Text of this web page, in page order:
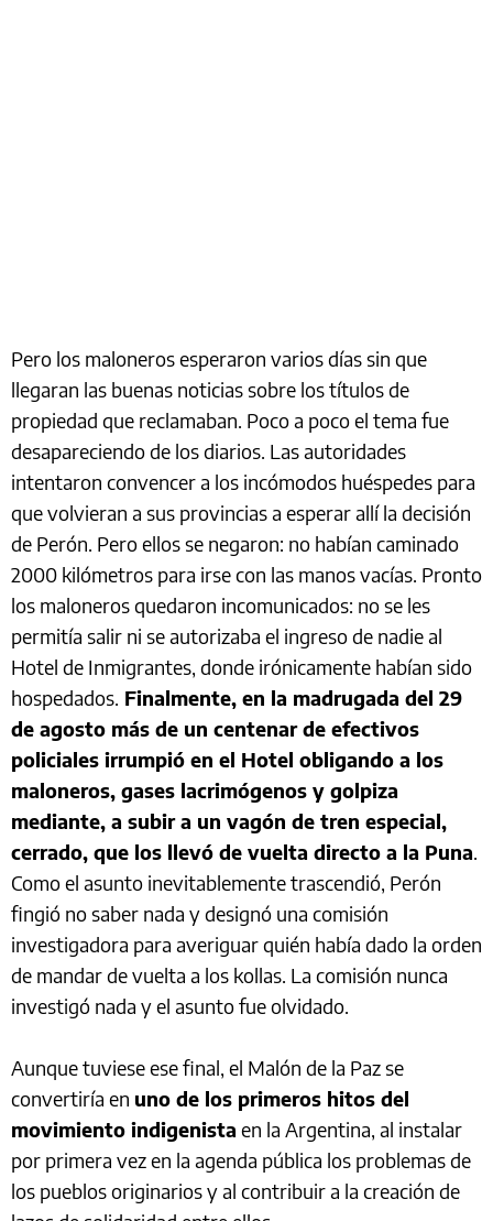
Pero los maloneros esperaron varios días sin que
llegaran las buenas noticias sobre los títulos de
propiedad que reclamaban. Poco a poco el tema fue
desapareciendo de los diarios. Las autoridades
intentaron convencer a los incómodos huéspedes para
que volvieran a sus provincias a esperar allí la decisión
de Perón. Pero ellos se negaron: no habían caminado
2000 kilómetros para irse con las manos vacías. Pronto
los maloneros quedaron incomunicados: no se les
permitía salir ni se autorizaba el ingreso de nadie al
Hotel de Inmigrantes, donde irónicamente habían sido
hospedados. Finalmente, en la madrugada del 29
de agosto más de un centenar de efectivos
policiales irrumpió en el Hotel obligando a los
maloneros, gases lacrimógenos y golpiza
mediante, a subir a un vagón de tren especial,
cerrado, que los llevó de vuelta directo a la Puna.
Como el asunto inevitablemente trascendió, Perón
fingió no saber nada y designó una comisión
investigadora para averiguar quién había dado la orden
de mandar de vuelta a los kollas. La comisión nunca
investigó nada y el asunto fue olvidado.
Aunque tuviese ese final, el Malón de la Paz se
convertiría en uno de los primeros hitos del
movimiento indigenista en la Argentina, al instalar
por primera vez en la agenda pública los problemas de
los pueblos originarios y al contribuir a la creación de